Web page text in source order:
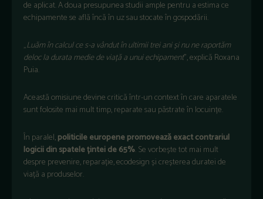
de aplicat. A doua presupunea studii ample pentru a estima ce
echipamente se află încă în uz sau stocate în gospodării.
„Luăm în calcul ce s-a vândut în ultimii trei ani și nu ne raportăm
deloc la durata medie de viață a unui echipament”, explică Roxana
Puia.
Această omisiune devine critică într-un context în care aparatele
sunt folosite mai mult timp, reparate sau păstrate în locuințe.
În paralel,politicile europene promovează exact contrariul
logicii din spatele țintei de 65%. Se vorbește tot mai mult
despre prevenire, reparație, ecodesign și creșterea duratei de
viață a produselor.